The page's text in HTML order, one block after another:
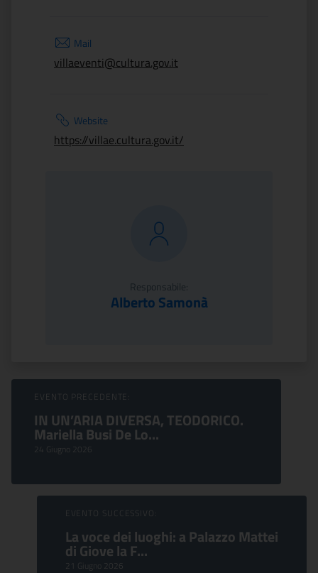
Mail
villaeventi@cultura.gov.it
Website
https://villae.cultura.gov.it/
Responsabile:
Alberto Samonà
Sfoglia Eventi
EVENTO PRECEDENTE:
IN UN’ARIA DIVERSA, TEODORICO.
Mariella Busi De Lo...
24 Giugno 2026
EVENTO SUCCESSIVO:
La voce dei luoghi: a Palazzo Mattei
di Giove la F...
21 Giugno 2026